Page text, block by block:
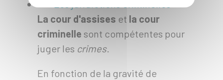
La cour d'assises et la cour
criminelle sont compétentes pour
juger les crimes.
En fonction de la gravité de